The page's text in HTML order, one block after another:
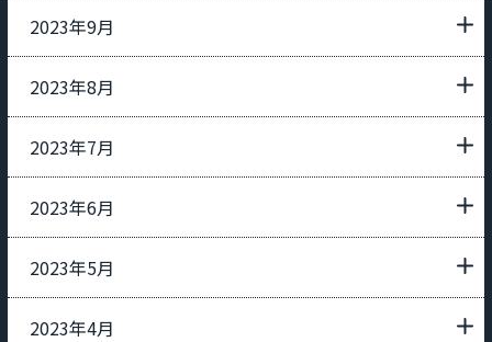
2023年9月
2023年8月
2023年7月
2023年6月
2023年5月
2023年4月